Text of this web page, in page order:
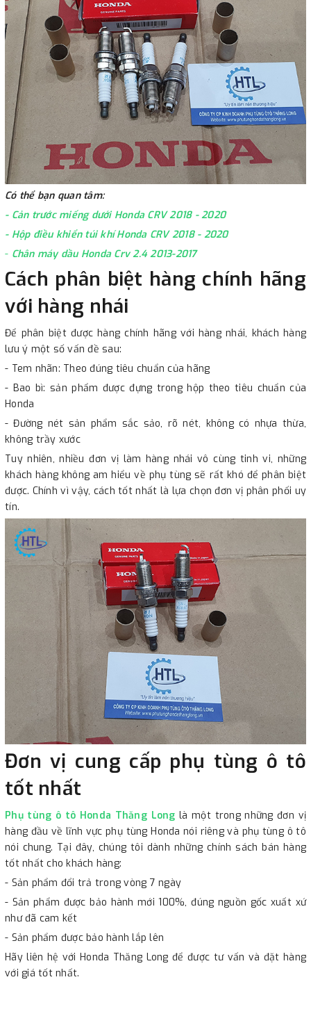
Có thể bạn quan tâm:
- Cản trước miếng dưới Honda CRV 2018 - 2020
- Hộp điều khiển túi khí Honda CRV 2018 - 2020
- Chân máy dầu Honda Crv 2.4 2013-2017
Cách phân biệt hàng chính hãng
với hàng nhái
Để phân biệt được hàng chính hãng với hàng nhái, khách hàng
lưu ý một số vấn đề sau:
- Tem nhãn: Theo đúng tiêu chuẩn của hãng
- Bao bì: sản phẩm được đựng trong hộp theo tiêu chuẩn của
Honda
- Đường nét sản phẩm sắc sảo, rõ nét, không có nhựa thừa,
không trầy xước
Tuy nhiên, nhiều đơn vị làm hàng nhái vô cùng tinh vi, những
khách hàng không am hiểu về phụ tùng sẽ rất khó để phân biệt
được. Chính vì vậy, cách tốt nhất là lựa chọn đơn vị phân phối uy
tín.
Đơn vị cung cấp phụ tùng ô tô
tốt nhất
Phụ tùng ô tô Honda Thăng Long là một trong những đơn vị
hàng đầu về lĩnh vực phụ tùng Honda nói riêng và phụ tùng ô tô
nói chung. Tại đây, chúng tôi dành những chính sách bán hàng
tốt nhất cho khách hàng:
- Sản phẩm đổi trả trong vòng 7 ngày
- Sản phẩm được bảo hành mới 100%, đúng nguồn gốc xuất xứ
như đã cam kết
- Sản phẩm được bảo hành lắp lên
Hãy liên hệ với Honda Thăng Long để được tư vấn và đặt hàng
với giá tốt nhất.